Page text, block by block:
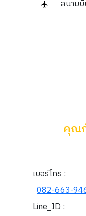
สนาม
คุณ
เบอร์โทร :
082-663-
Line_ID :